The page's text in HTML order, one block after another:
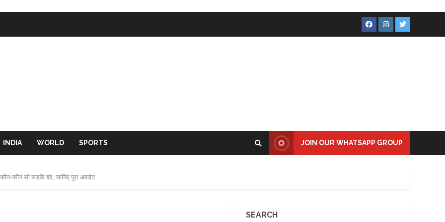
Facebook
Instagram
Twitter
INDIA WORLD SPORTS JOIN OUR WHATSAPP GROUP
कौन-कौन सी सड़कें बंद, जानिए पूरा अपडेट
SEARCH